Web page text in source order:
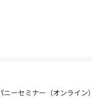
ニーセミナー（オンライ